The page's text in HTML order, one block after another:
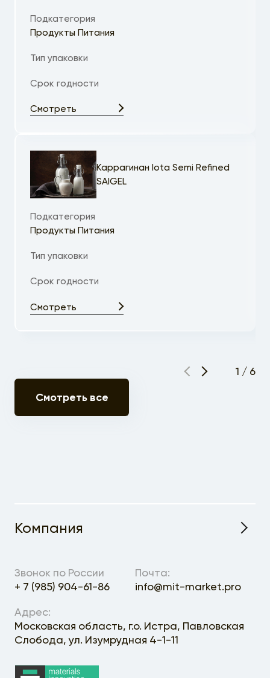
1 / 6
Подкатегория
Продукты Питания
Тип упаковки
Срок годности
Смотреть
Каррагинан Iota Semi Refined
SAIGEL
Подкатегория
Продукты Питания
Тип упаковки
Срок годности
Смотреть
Смотреть все
Компания
Звонок по России
+ 7 (985) 904-61-86
Почта:
info@mit-market.pro
Адрес:
Московская область, г.о. Истра, Павловская
Слобода, ул. Изумрудная 4-1-11